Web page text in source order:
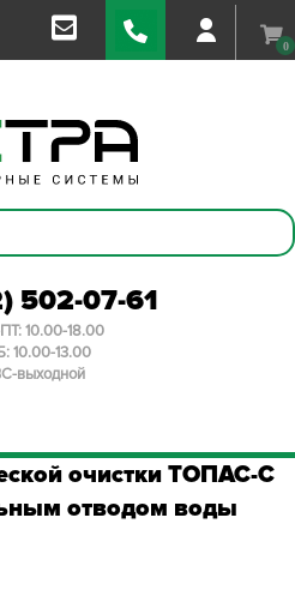
0
502-07-61
10.00-18.00
10.00-13.00
выходной
очистки ТОПАС-С
отводом воды